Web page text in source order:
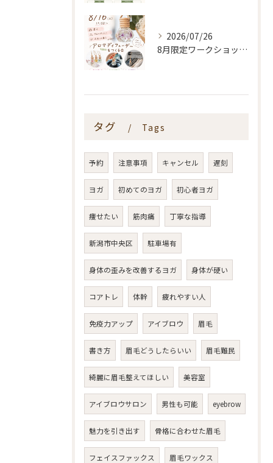
2026/07/26
8月限定ワークショップ🌿🫧
タグ Tags
予約 注意事項 キャンセル 遅刻
ヨガ 初めてのヨガ 初心者ヨガ
痩せたい 筋肉痛 丁寧な指導
新潟市中央区 駐車場有
身体の歪みを改善するヨガ 身体が硬い
コアトレ 体幹 疲れやすい人
免疫力アップ アイブロウ 眉毛
書き方 眉毛どうしたらいい 眉毛難民
綺麗に眉毛整えてほしい 美容室
アイブロウサロン 男性も可能 eyebrow
魅力を引き出す 骨格に合わせた眉毛
フェイスファックス 眉毛ワックス